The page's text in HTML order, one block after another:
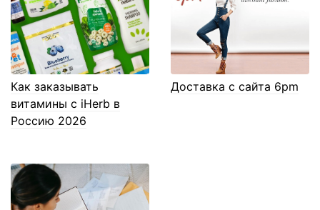
Как заказывать
витамины с iHerb в
Россию 2026
Доставка с сайта 6pm